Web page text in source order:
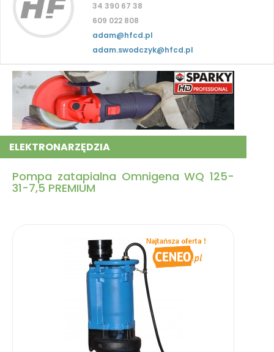
34 390 67 38
609 022 808
adam@hfcd.pl
adam.swodczyk@hfcd.pl
ELEKTRONARZĘDZIA
Pompa zatapialna Omnigena WQ 125-
31-7,5 PREMIUM